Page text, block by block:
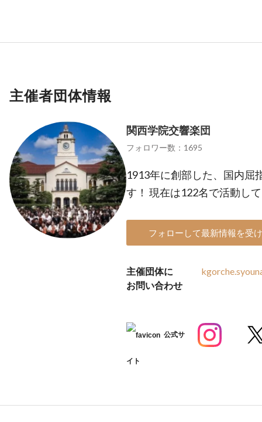
主催者団体情報
関西学院交響楽団
フォロワー数：1695
1913年に創部した、国内屈
す！ 現在は122名で活動し
フォローして最新情報を受
主催団体に
お問い合わせ
公式サ
イト